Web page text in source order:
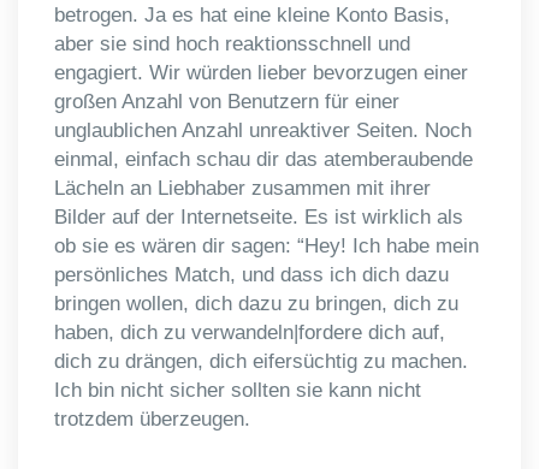
betrogen. Ja es hat eine kleine Konto Basis,
aber sie sind hoch reaktionsschnell und
engagiert. Wir würden lieber bevorzugen einer
großen Anzahl von Benutzern für einer
unglaublichen Anzahl unreaktiver Seiten. Noch
einmal, einfach schau dir das atemberaubende
Lächeln an Liebhaber zusammen mit ihrer
Bilder auf der Internetseite. Es ist wirklich als
ob sie es wären dir sagen: “Hey! Ich habe mein
persönliches Match, und dass ich dich dazu
bringen wollen, dich dazu zu bringen, dich zu
haben, dich zu verwandeln|fordere dich auf,
dich zu drängen, dich eifersüchtig zu machen.
Ich bin nicht sicher sollten sie kann nicht
trotzdem überzeugen.